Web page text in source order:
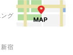
グ
宿